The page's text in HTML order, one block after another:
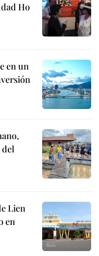
Ho
en un
del
Lien
en